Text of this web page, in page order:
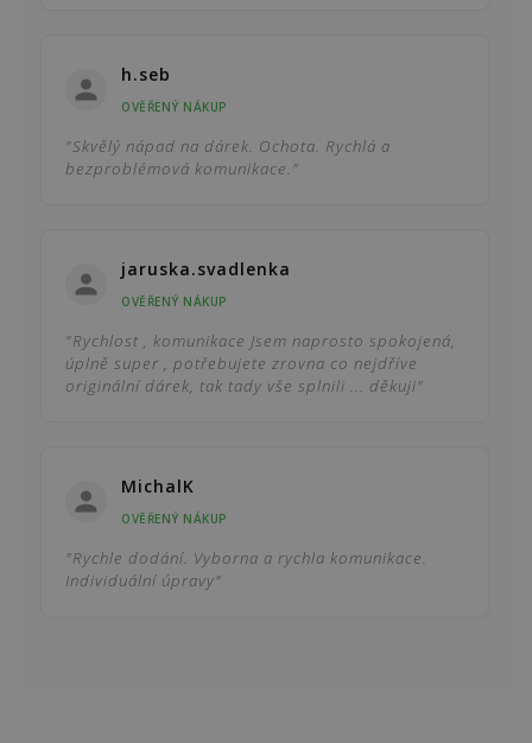
h.seb
OVĚŘENÝ NÁKUP
"Skvělý nápad na dárek. Ochota. Rychlá a
bezproblémová komunikace."
jaruska.svadlenka
OVĚŘENÝ NÁKUP
"Rychlost , komunikace Jsem naprosto spokojená,
úplně super , potřebujete zrovna co nejdříve
originální dárek, tak tady vše splnili ... děkuji"
MichalK
OVĚŘENÝ NÁKUP
"Rychle dodání. Vyborna a rychla komunikace.
Individuální úpravy"